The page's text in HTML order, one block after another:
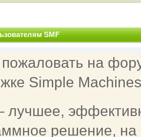
SMF
на
Simple
лучшее,
решение, на